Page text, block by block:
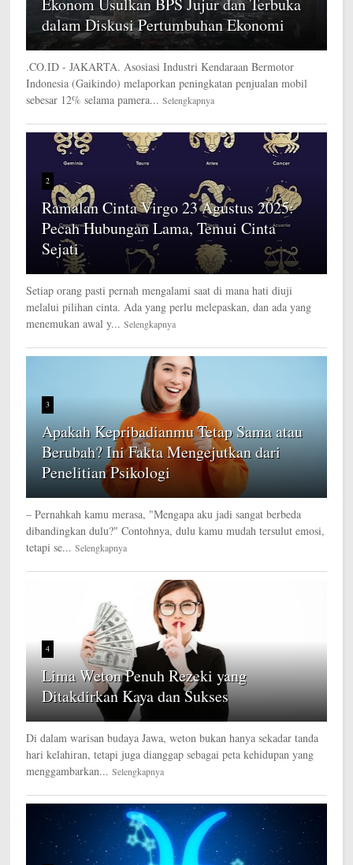
dalam Diskusi Pertumbuhan Ekonomi
.CO.ID - JAKARTA. Asosiasi Industri Kendaraan Bermotor
Indonesia (Gaikindo) melaporkan peningkatan penjualan mobil
sebesar 12% selama pamera... Selengkapnya
2
Ramalan Cinta Virgo 23 Agustus 2025:
Pecah Hubungan Lama, Temui Cinta
Sejati
Setiap orang pasti pernah mengalami saat di mana hati diuji
melalui pilihan cinta. Ada yang perlu melepaskan, dan ada yang
menemukan awal y... Selengkapnya
3
Apakah Kepribadianmu Tetap Sama atau
Berubah? Ini Fakta Mengejutkan dari
Penelitian Psikologi
– Pernahkah kamu merasa, "Mengapa aku jadi sangat berbeda
dibandingkan dulu?" Contohnya, dulu kamu mudah tersulut emosi,
tetapi se... Selengkapnya
4
Lima Weton Penuh Rezeki yang
Ditakdirkan Kaya dan Sukses
Di dalam warisan budaya Jawa, weton bukan hanya sekadar tanda
hari kelahiran, tetapi juga dianggap sebagai peta kehidupan yang
menggambarkan... Selengkapnya